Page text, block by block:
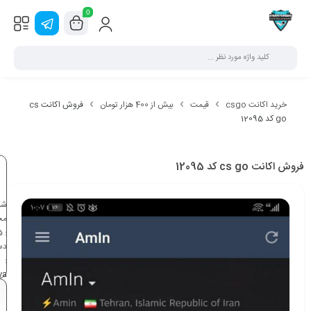
0
خرید اکانت csgo قیمت بیش از 400 هزار تومان
فروش اکانت cs
go کد 12095
فروش اکانت cs go کد 12095
:
:
3